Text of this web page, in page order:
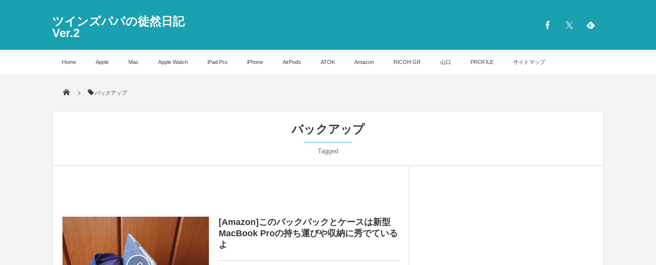
ツインズパパの徒然日記
Ver.2
Home Apple Mac Apple Watch iPad Pro iPhone AirPods ATOK Amazon RICOH GR 山口 PROFILE サイトマップ
バックアップ
バックアップ
Tagged
[Amazon]このバックパックとケースは新型
MacBook Proの持ち運びや収納に秀でている
よ